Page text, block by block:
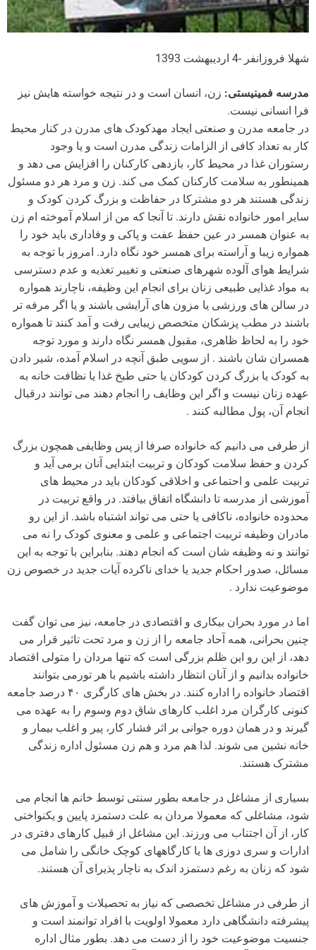
شهلا فروزانفر -4 اردیبهشت 1393
مدرسه فمینیستی: زن، انسان است و در نتیجه خواسته هایش نیز
فرا انسانی نیست.
در جامعه مدرن و صنعتی ایجاد مهدکودک های مدرن در کنار محیط
کار به تعداد کافی از الزامات زندگی مدرن است و یا وجود
رستوران غذا در محیط کار، بازدهی کارکنان را افزایش می دهد و
همینطور به سلامت کارکنان کمک می کند. زن و مرد هر دو مسئول
زندگی هستند هر دو مشترکا در حفاظت و بزرگ کردن کودک و
سایر امور خانواده نقش دارند. تا آنجا که من از اسلام آموخته ام زن
به عنوان همسر در عین حفظ عفت و پاکی و وفاداری باید خود را
همواره زیبا و آراسته برای همسر خود نگاه دارد. امروز با توجه به
شرایط هوای آلوده شهرهای صنعتی و تغییر تغذیه و عدم دسترسی
به مواد غذایی طبیعی زنان برای انجام این وظیفه، ناچارند همواره
در سالن های ورزشی یا مزون های آرایشی باشند و یا اگر مرفه تر
باشند در مطب پزشکان متخصص زیبایی رفت و آمد کنند تا همواره
خود را به لحاظ ظاهری، مقبول همسر نگاه دارند و مورد توجه
همسران شان باشند . از سویی طبق آنچه در اسلام آمده، شیر دادن
به کودک یا بزرگ کردن کودکان یا حتی طبخ غذا یا نظافت خانه به
عهده زنان نیست و اگر این وظایف را انجام دهند می توانند درقبال
انجام آن، پول مطالبه کنند .
از طرفی می دانیم که خانواده صرفا از پس وظایفی همچون بزرگ
کردن و حفظ سلامت کودکان و تربیت ابتدایی آنان برمی آید و
تربیت علمی و احتماعی و اخلاقی کودکان باید در محیط های
آموزشی از مدرسه تا دانشگاه اتفاق بیافتد. در واقع تربیت در
محدوده خانواده، ناکافی یا حتی می تواند اشتباه باشد. از این رو
مادران وظیفه تربیت اجتماعی و علمی و معنوی کودک را نه می
توانند و نه وظیفه شان است که انجام دهند. بنابراین با توجه به این
مسائل، صدور احکام جدید یا خدای ناکرده آیات جدید در خصوص زن
موضوعیت ندارد .
اما در مورد بحران بیکاری و اقتصادی در جامعه، نیز می توان گفت
چنین بحرانی، همه آحاد جامعه را از زن و مرد تحت تاثیر قرار می
دهد، از این رو این ظلم بزرگی است که تنها مردان را متولی اقتصاد
خانواده بدانیم و از آنان انتظار داشته باشیم با هر تورمی بتوانند
اقتصاد خانواده را اداره کنند. در بخش های کارگری ۴٠ درصد جامعه
کنونی کارگران مرد اغلب کارهای شاق دوم وسوم را به عهده می
گیرند و در همان دوره جوانی بر اثر فشار کار، پیر و اغلب بیمار و
خانه نشین می شوند. لذا هم مرد و هم زن مسئول اداره زندگی
مشترک هستند.
بسیاری از مشاغل در جامعه بطور سنتی توسط خانم ها انجام می
شود، مشاغلی که معمولا مردان به علت دستمزد پایین و یکنواختی
کار، از آن اجتناب می ورزند. این مشاغل از قبیل کارهای دفتری در
ادارات و سری دوزی ها یا کارگاههای کوچک خانگی را شامل می
شود که زنان به رغم دستمزد اندک به ناچار پذیرای آن هستند.
از طرفی در مشاغل تخصصی که نیاز به تحصیلات و آموزش های
پیشرفته دانشگاهی دارد معمولا اولویت با افراد توانمند است و
جنسیت موضوعیت خود را از دست می دهد. بطور مثال اداره